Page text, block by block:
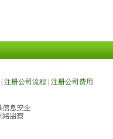
注册公司流程
注册公司费用